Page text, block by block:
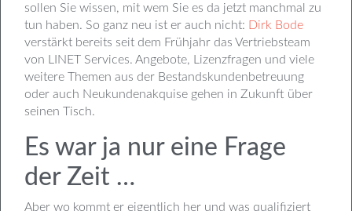
sollen Sie wissen, mit wem Sie es da jetzt manchmal zu
tun haben. So ganz neu ist er auch nicht: Dirk Bode
verstärkt bereits seit dem Frühjahr das Vertriebsteam
von LINET Services. Angebote, Lizenzfragen und viele
weitere Themen aus der Bestandskundenbetreuung
oder auch Neukundenakquise gehen in Zukunft über
seinen Tisch.
Es war ja nur eine Frage
der Zeit …
Aber wo kommt er eigentlich her und was qualifiziert